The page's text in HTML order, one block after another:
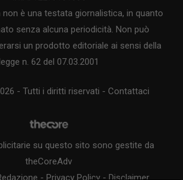
è una testata giornalistica, in quanto
senza alcuna periodicità. Non può
un prodotto editoriale ai sensi della
legge n. 62 del 07.03.2001
- Tutti i diritti riservati - Contattaci
su questo sito sono gestite da
theCoreAdv
- Privacy Policy- Disclaimer